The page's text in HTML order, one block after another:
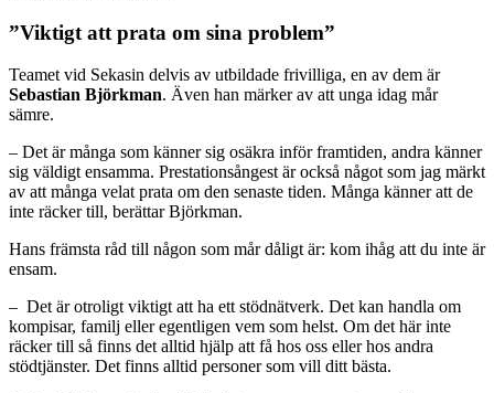
”Viktigt att prata om sina problem”
Teamet vid Sekasin delvis av utbildade frivilliga, en av dem är
Sebastian Björkman. Även han märker av att unga idag mår
sämre.
– Det är många som känner sig osäkra inför framtiden, andra känner
sig väldigt ensamma. Prestationsångest är också något som jag märkt
av att många velat prata om den senaste tiden. Många känner att de
inte räcker till, berättar Björkman.
Hans främsta råd till någon som mår dåligt är: kom ihåg att du inte är
ensam.
– Det är otroligt viktigt att ha ett stödnätverk. Det kan handla om
kompisar, familj eller egentligen vem som helst. Om det här inte
räcker till så finns det alltid hjälp att få hos oss eller hos andra
stödtjänster. Det finns alltid personer som vill ditt bästa.